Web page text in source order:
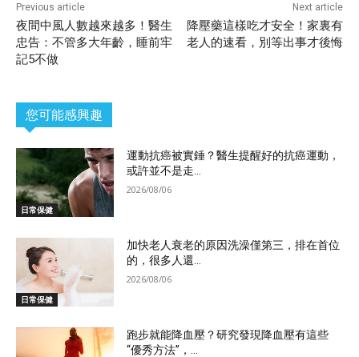
Previous article
夜間中風人數越來越多！醫生
忠告：不管多大年齡，睡前牢
記5不做
Next article
降壓藥這樣吃才安全！家裏有
老人的速看，別等出事才後悔
您可能感興趣
日常保健
運動抗癌被實錘？醫生提醒好的抗癌運動，
或許並不是走...
2026/08/06
日常保健
加快老人衰老的原因洗澡僅第三，排在首位
的，很多人還...
2026/08/06
跑步就能降血壓？研究發現降血壓有這些
“優秀方法”，...